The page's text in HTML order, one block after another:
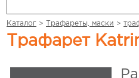
Каталог > Трафареты, маски >
Трафарет